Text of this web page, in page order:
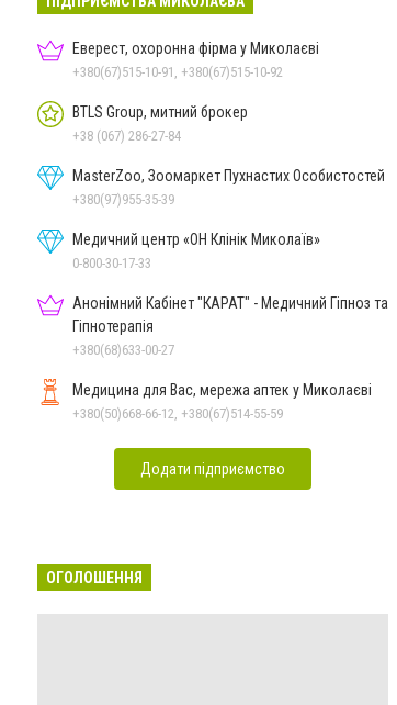
Еверест, охоронна фірма у Миколаєві
+380(67)515-10-91, +380(67)515-10-92
BTLS Group, митний брокер
+38 (067) 286-27-84
MasterZoo, Зоомаркет Пухнастих Особистостей
+380(97)955-35-39
Медичний центр «ОН Клінік Миколаїв»
0-800-30-17-33
Анонімний Кабінет "КАРАТ" - Медичний Гіпноз та
Гіпнотерапія
+380(68)633-00-27
Медицина для Вас, мережа аптек у Миколаєві
+380(50)668-66-12, +380(67)514-55-59
Додати підприємство
ОГОЛОШЕННЯ